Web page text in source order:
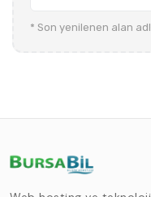
* Son yenilenen alan